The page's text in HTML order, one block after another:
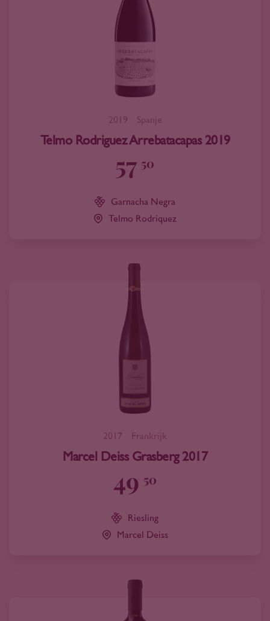
2019 Spanje
Telmo Rodriguez Arrebatacapas 2019
57 50
Garnacha Negra
Telmo Rodriquez
2017 Frankrijk
Marcel Deiss Grasberg 2017
49 50
Riesling
Marcel Deiss